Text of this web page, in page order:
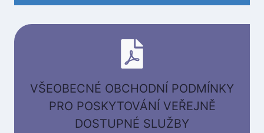
VŠEOBECNÉ OBCHODNÍ PODMÍNKY
PRO POSKYTOVÁNÍ VEŘEJNĚ
DOSTUPNÉ SLUŽBY